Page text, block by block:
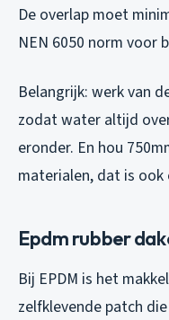
De overlap moet
NEN 6050 norm voor
Belangrijk: werk van
zodat water altijd
eronder. En hou
materialen, dat is
Epdm rubber
Bij EPDM is het
zelfklevende patch